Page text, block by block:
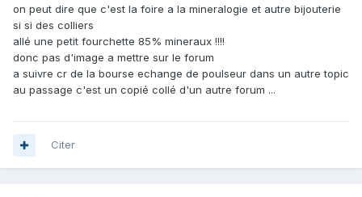
on peut dire que c'est la foire a la mineralogie et autre bijouterie
si si des colliers
allé une petit fourchette 85% mineraux !!!!
donc pas d'image a mettre sur le forum
a suivre cr de la bourse echange de poulseur dans un autre topic
au passage c'est un copié collé d'un autre forum ...
Citer